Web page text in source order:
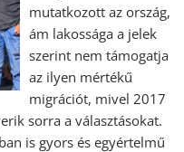
mutatkozott az ország,
ám lakossága a jelek
szerint nem támogatja
az ilyen mértékű
migrációt, mivel 2017
sorra a választásokat.
is gyors és egyértelmű